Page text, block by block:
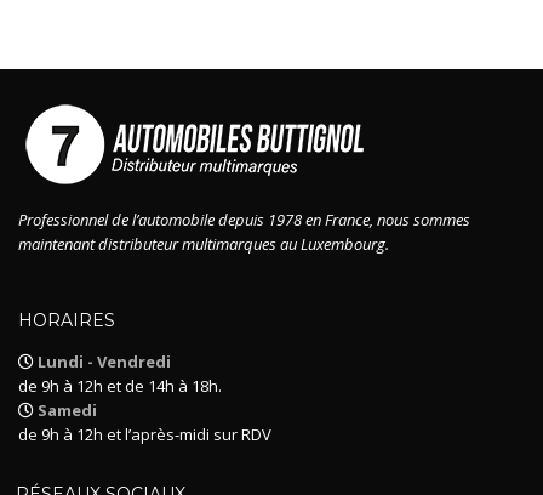
Professionnel de l’automobile depuis 1978 en France, nous sommes
maintenant distributeur multimarques au Luxembourg.
HORAIRES
Lundi - Vendredi
de 9h à 12h et de 14h à 18h.
Samedi
de 9h à 12h et l’après-midi sur RDV